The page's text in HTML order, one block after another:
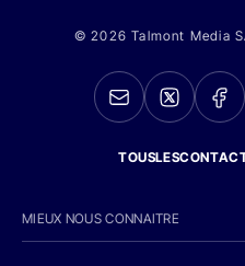
© 2026 Talmont Media
MIEUX NOUS CONNAITRE